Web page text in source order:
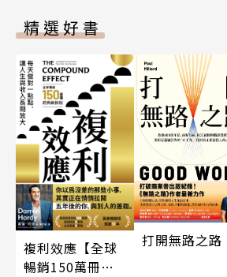
精選好書
複利效應【全球
暢銷150萬冊・
打開無路之路